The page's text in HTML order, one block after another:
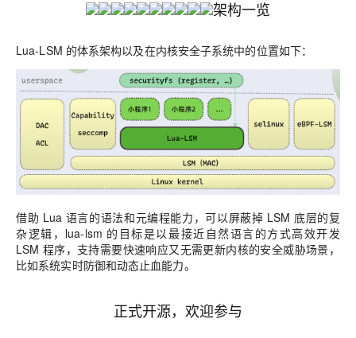
架构一览
Lua-LSM 的体系架构以及在内核安全子系统中的位置如下：
借助 Lua 语言的语法和元编程能力，可以屏蔽掉 LSM 底层的复
杂逻辑，lua-lsm 的目标是以最接近自然语言的方式高效开发
LSM 程序，支持需要快速响应又无需更新内核的安全威胁场景，
比如系统实时防御和动态止血能力。
正式开源，欢迎参与